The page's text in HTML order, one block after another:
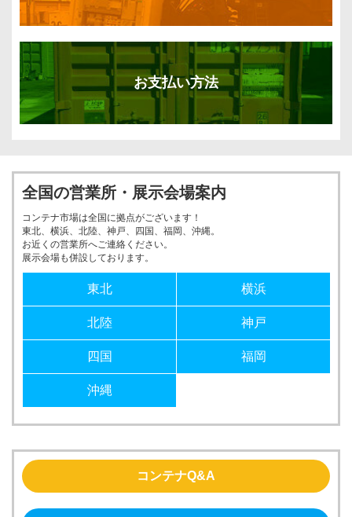
お支払い方法
全国の営業所・展示会場案内
コンテナ市場は全国に拠点がございます！
東北、横浜、北陸、神戸、四国、福岡、沖縄。
お近くの営業所へご連絡ください。
展示会場も併設しております。
東北 横浜
北陸 神戸
四国 福岡
沖縄
コンテナQ&A